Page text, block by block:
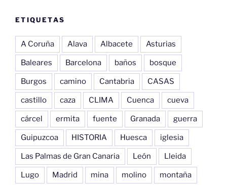
ETIQUETAS
A Coruña Alava Albacete Asturias
Baleares Barcelona baños bosque
Burgos camino Cantabria CASAS
castillo caza CLIMA Cuenca cueva
cárcel ermita fuente Granada guerra
Guipuzcoa HISTORIA Huesca iglesia
Las Palmas de Gran Canaria León Lleida
Lugo Madrid mina molino montaña